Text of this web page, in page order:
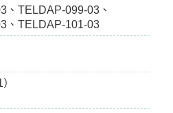
、TELDAP-099-03、
、TELDAP-101-03